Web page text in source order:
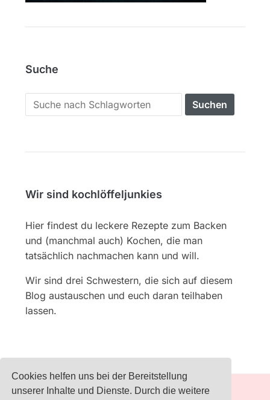
Cookies helfen uns bei der Bereitstellung
unserer Inhalte und Dienste. Durch die weitere
Suche
Search
for:
Wir sind kochlöffeljunkies
Hier findest du leckere Rezepte zum Backen
und (manchmal auch) Kochen, die man
tatsächlich nachmachen kann und will.
Wir sind drei Schwestern, die sich auf diesem
Blog austauschen und euch daran teilhaben
lassen.